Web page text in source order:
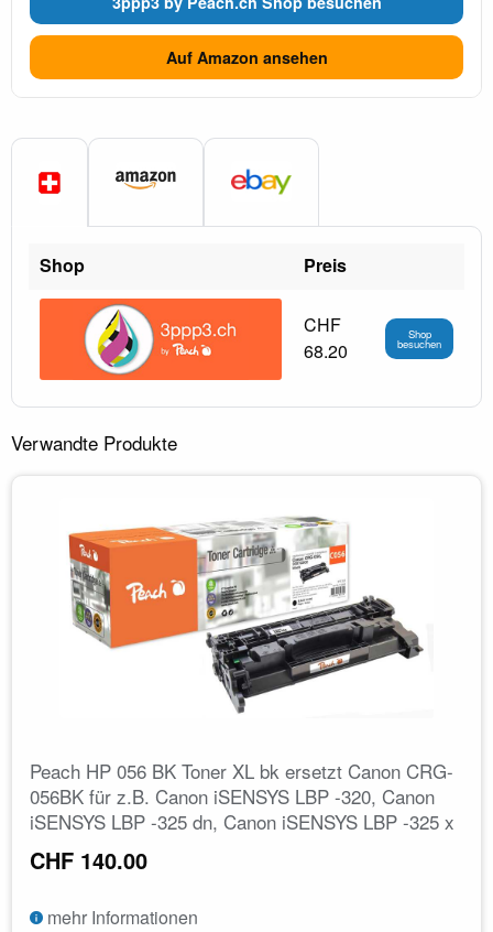
Auf Amazon ansehen
Shop Preis
CHF
68.20
Shop
besuchen
Verwandte Produkte
Peach HP 056 BK Toner XL bk ersetzt Canon CRG-
056BK für z.B. Canon iSENSYS LBP -320, Canon
iSENSYS LBP -325 dn, Canon iSENSYS LBP -325 x
CHF 140.00
mehr Informationen